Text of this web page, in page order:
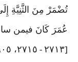
تُضْمَرْ مِنَ الثَّنِيَّةِ
عُمَرَ كَانَ فيمن
[٢٧١٣ - ٢٧١٥، ٦٩٠٥